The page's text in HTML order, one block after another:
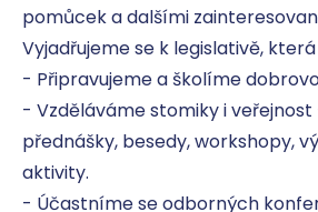
pomůcek a dalšími
Vyjadřujeme se k legislativě,
- Připravujeme a školíme
- Vzděláváme stomiky i veřejnost
přednášky, besedy, workshopy,
aktivity.
- Účastníme se odborných